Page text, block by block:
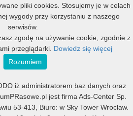
pliki cookies. Stosujemy je w celach
wygody przy korzystaniu z naszego
serwisów.
zgodę na używanie cookie, zgodnie z
przeglądarki. Dowiedz się więcej
Rozumiem
iż administratorem baz danych oraz
jest firma Ads-Center Sp.
53-413, Biuro: w Sky Tower Wrocław.